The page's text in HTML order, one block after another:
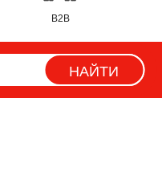
B2B
НАЙТИ